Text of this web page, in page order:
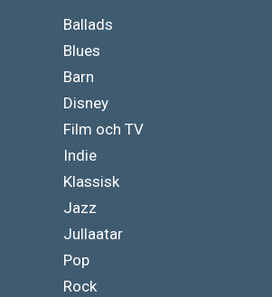
Ballads
Blues
Barn
Disney
Film och TV
Indie
Klassisk
Jazz
Jullaatar
Pop
Rock